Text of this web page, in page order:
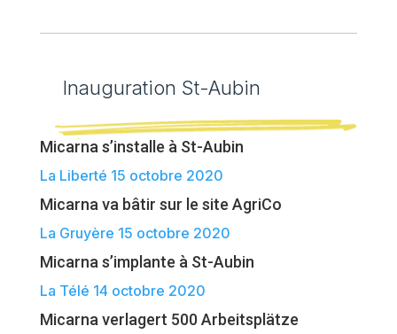
Inauguration St-Aubin
Micarna s’installe à St-Aubin
La Liberté 15 octobre 2020
Micarna va bâtir sur le site AgriCo
La Gruyère 15 octobre 2020
Micarna s’implante à St-Aubin
La Télé 14 octobre 2020
Micarna verlagert 500 Arbeitsplätze